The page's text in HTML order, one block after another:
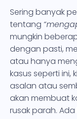
Sering banyak
tentang
mungkin
dengan pasti,
atau hanya
kasus seperti ini,
asalan atau
akan membuat
rusak parah.